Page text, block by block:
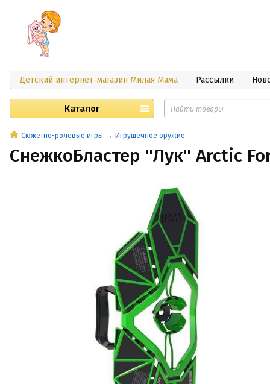
Детский интернет-магазин Милая Мама Рассылки
Каталог
Сюжетно-ролевые игры Игрушечное оружие
СнежкоБластер "Лук" Arctic